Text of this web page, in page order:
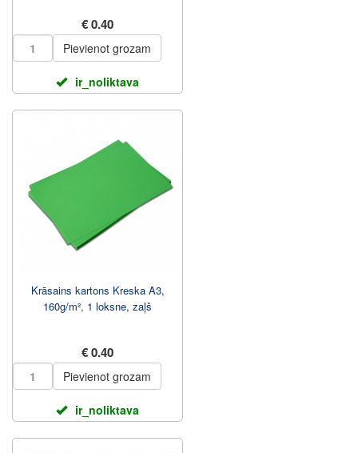
€ 0.40
Pievienot grozam
ir_noliktava
Krāsains kartons Kreska A3,
160g/m², 1 loksne, zaļš
€ 0.40
Pievienot grozam
ir_noliktava